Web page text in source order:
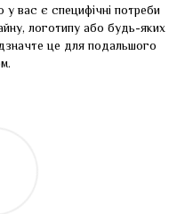
вас є специфічні потреби
логотипу або будь-яких
це для подальшого